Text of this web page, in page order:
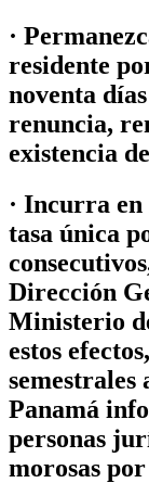
·
residente
noventa
renuncia,
existencia
· Incurra en
tasa única
Dirección
Ministerio
estos
semestrales
Panamá
personas
morosas